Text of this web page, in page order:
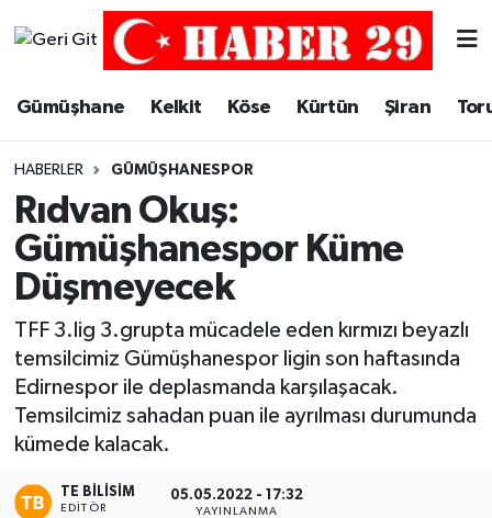
Gümüşhane Kelkit Köse Kürtün Şiran
HABERLER GÜMÜŞHANESPOR
Rıdvan Okuş:
Gümüşhanespor Küme
Düşmeyecek
TFF 3.lig 3.grupta mücadele eden kırmızı beyazlı
temsilcimiz Gümüşhanespor ligin son haftasında
Edirnespor ile deplasmanda karşılaşacak.
Temsilcimiz sahadan puan ile ayrılması durumunda
kümede kalacak.
TE BILISIM
EDITÖR
05.05.2022 - 17:32
YAYINLANMA
Merkez Trafik Yoğunluk Haritası
Süper Lig Puan Durumu ve Fikstür
Tüm Manşetler
Son Dakika Haberleri
Haber Arşivi